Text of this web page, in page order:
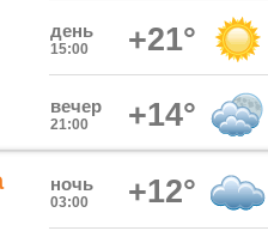
день
15:00 +21°
вечер
21:00 +14°
ночь
03:00 +12°